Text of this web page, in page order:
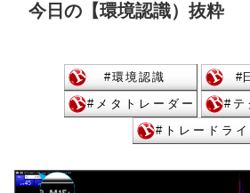
今日の【環境認識）抜粋